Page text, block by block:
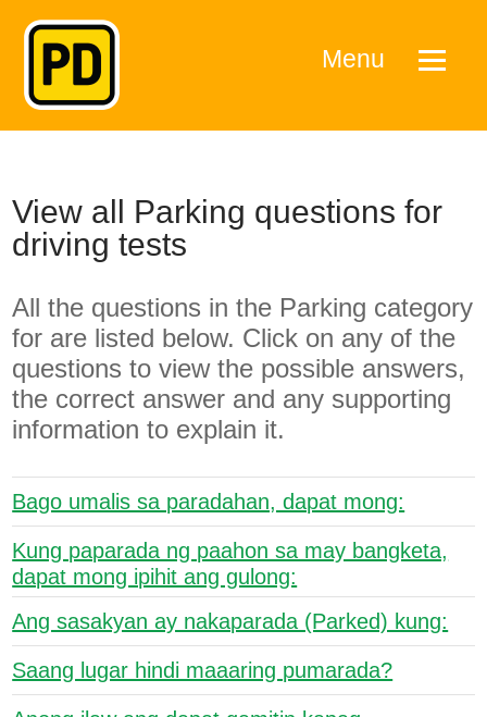
Menu
View all Parking questions for
driving tests
All the questions in the Parking category
for are listed below. Click on any of the
questions to view the possible answers,
the correct answer and any supporting
information to explain it.
Bago umalis sa paradahan, dapat mong:
Kung paparada ng paahon sa may bangketa,
dapat mong ipihit ang gulong:
Ang sasakyan ay nakaparada (Parked) kung:
Saang lugar hindi maaaring pumarada?